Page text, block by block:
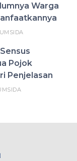
Warga
Pojok
Penjelasan